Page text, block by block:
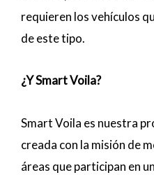
requieren los vehículos
de este tipo.
¿YSmartVoila?
Smart Voila es nuestra
creada con la misión de
áreas que participan en